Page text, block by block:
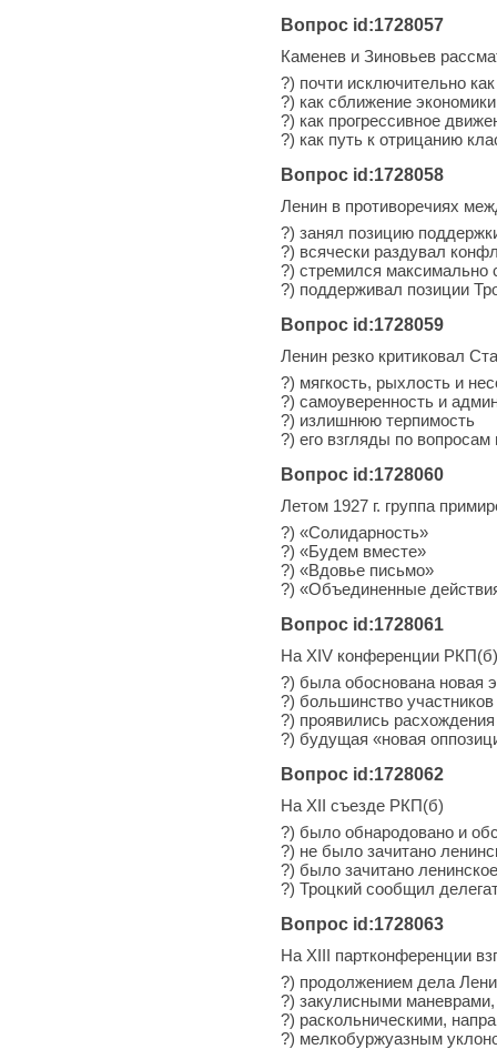
Вопрос id:1728057
Каменев и Зиновьев
?) почти исключительно
?) как сближение
?) как прогрессивное
?) как путь к отрицанию
Вопрос id:1728058
Ленин в противоречиях
?) занял позицию
?) всячески раздувал
?) стремился максимально
?) поддерживал позиции
Вопрос id:1728059
Ленин резко критиковал
?) мягкость, рыхлость и
?) самоуверенность и
?) излишнюю терпимость
?) его взгляды по вопросам
Вопрос id:1728060
Летом 1927 г. группа
?) «Солидарность»
?) «Будем вместе»
?) «Вдовье письмо»
?) «Объединенные
Вопрос id:1728061
На XIV конференции РКП(б)
?) была обоснована новая
?) большинство
?) проявились
?) будущая «новая
Вопрос id:1728062
На XII съезде РКП(б)
?) было обнародовано и
?) не было зачитано
?) было зачитано
?) Троцкий сообщил
Вопрос id:1728063
На XIII партконференции
?) продолжением дела
?) закулисными
?) раскольническими,
?) мелкобуржуазным